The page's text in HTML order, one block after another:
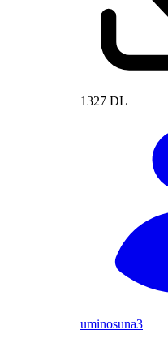
1327 DL
uminosuna3